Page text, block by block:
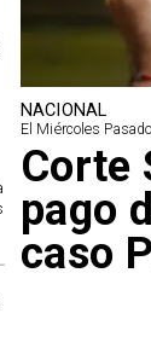
NACIONAL
El Miércoles
Corte
pago
caso